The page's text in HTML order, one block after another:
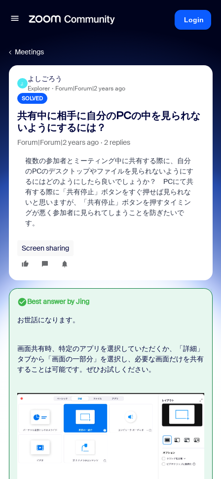
Login
Meetings
よ
よしごろう
Explorer Forum|Forum|2 years ago
SOLVED
共有中に相手に自分のPCの中を見られな
いようにするには？
Forum|Forum|2 years ago 2 replies
複数の参加者とミーティング中に共有する際に、自分
のPCのデスクトップやファイルを見られないようにす
るにはどのようにしたら良いでしょうか？ PCにて共
有する際に「共有停止」ボタンをすぐ押せば見られな
いと思いますが、「共有停止」ボタンを押すタイミン
グが悪く参加者に見られてしまうことを防ぎたいで
す。
Screen sharing
Best answer byJing
お世話になります。
画面共有時、特定のアプリを選択していただくか、「詳細」
タブから「画面の一部分」を選択し、必要な画面だけを共有
することは可能です。ぜひお試しください。